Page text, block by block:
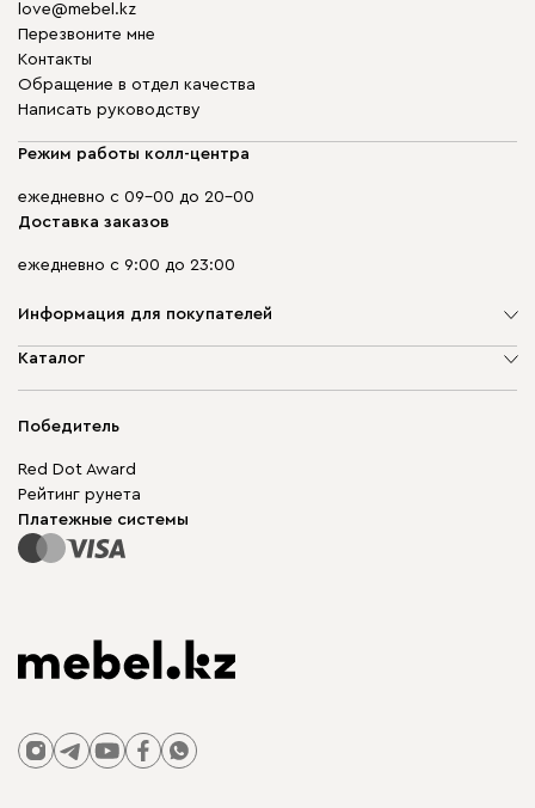
love@mebel.kz
Перезвоните мне
Контакты
Обращение в отдел качества
Написать руководству
Режим работы колл-центра
ежедневно с 09-00 до 20-00
Доставка заказов
ежедневно с 9:00 до 23:00
Информация для покупателей
О компании
Гарантия
Для бизнеса
Карта сайта
Каталог
Корпусная мебель
Модульная мебель
Столы и стулья
Победитель
Red Dot Award
Рейтинг рунета
Платежные системы